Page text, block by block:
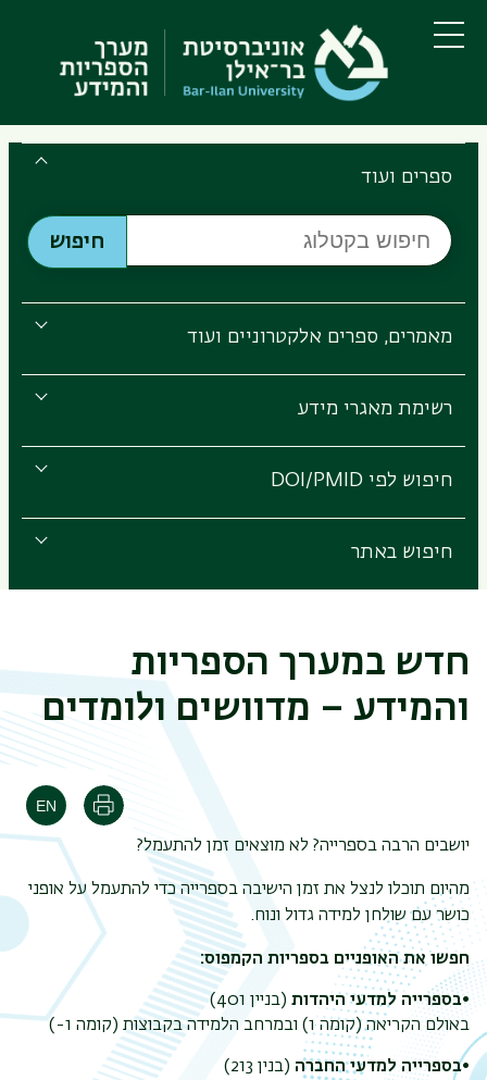
לתוכן
העיקרי
לתפריט
ניווט
ראשי
תפריט
Search
the
Ilan
Libraries
ספרים ועוד
חיפוש
בקטלוג
חיפוש
מאמרים, ספרים אלקטרוניים ועוד
רשימת מאגרי מידע
חיפוש לפי DOI/PMID
חיפוש באתר
חדש במערך הספריות
והמידע – מדוושים ולומדים
הדפסה
יושבים הרבה בספרייה? לא מוצאים זמן להתעמל?
מהיום תוכלו לנצל את זמן הישיבה בספרייה כדי להתעמל על אופני
כושר עם שולחן למידה גדול ונוח.
חפשו את האופניים בספריות הקמפוס:
•בספרייה למדעי היהדות (בניין 401)
באולם הקריאה (קומה 1) ובמרחב הלמידה בקבוצות (קומה 1-)
•בספרייה למדעי החברה (בנין 213)